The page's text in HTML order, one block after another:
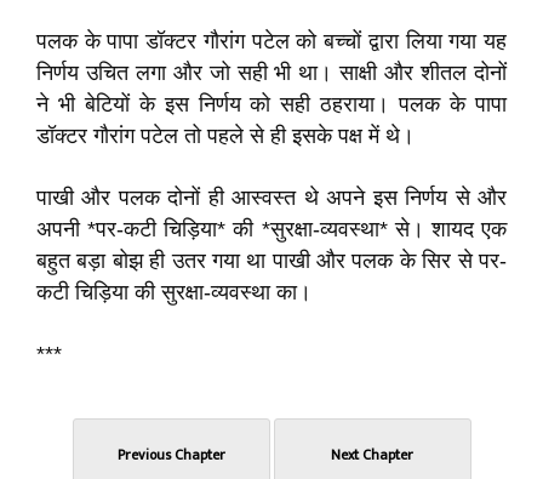
पलक के पापा डॉक्टर गौरांग पटेल को बच्चों द्वारा लिया गया यह
निर्णय उचित लगा और जो सही भी था। साक्षी और शीतल दोनों
ने भी बेटियों के इस निर्णय को सही ठहराया। पलक के पापा
डॉक्टर गौरांग पटेल तो पहले से ही इसके पक्ष में थे।
पाखी और पलक दोनों ही आस्वस्त थे अपने इस निर्णय से और
अपनी *पर-कटी चिड़िया* की *सुरक्षा-व्यवस्था* से। शायद एक
बहुत बड़ा बोझ ही उतर गया था पाखी और पलक के सिर से पर-
कटी चिड़िया की सुरक्षा-व्यवस्था का।
***
Previous Chapter Next Chapter